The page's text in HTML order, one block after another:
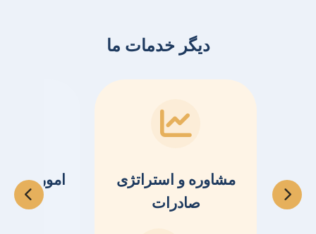
دیگر خدمات ما
مشاوره و استراتژی
صادرات
امور